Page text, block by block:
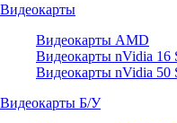
Видеокарты
Видеокарты AMD
Видеокарты nVidia 16
Видеокарты nVidia 50
Видеокарты Б/У